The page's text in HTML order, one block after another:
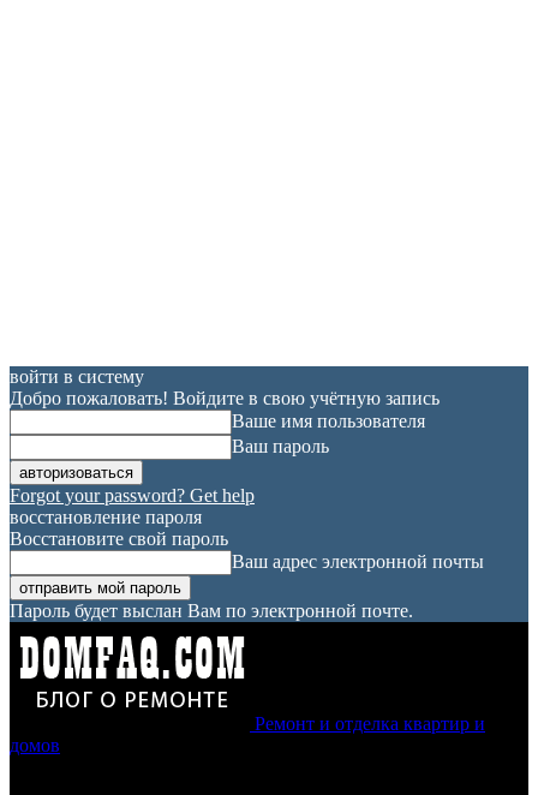
войти в систему
Добро пожаловать! Войдите в свою учётную запись
Ваше имя пользователя
Ваш пароль
Forgot your password? Get help
восстановление пароля
Восстановите свой пароль
Ваш адрес электронной почты
Пароль будет выслан Вам по электронной почте.
Ремонт и отделка квартир и
домов